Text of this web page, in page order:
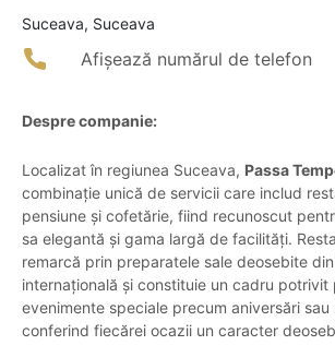
Suceava, Suceava
Afișează numărul de telefon
Despre companie:
Localizat în regiunea Suceava, Passa
combinație unică de servicii care includ
pensiune și cofetărie, fiind recunoscut
sa elegantă și gama largă de facilități.
remarcă prin preparatele sale deosebite
internațională și constituie un cadru potrivit
evenimente speciale precum aniversări sau
conferind fiecărei ocazii un caracter